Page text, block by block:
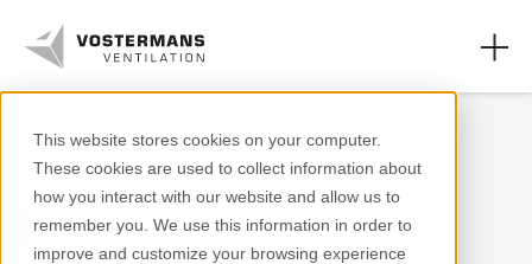
This website stores cookies on your computer.
These cookies are used to collect information about
how you interact with our website and allow us to
remember you. We use this information in order to
improve and customize your browsing experience
轴流风机和零件
农业领域
实例研究